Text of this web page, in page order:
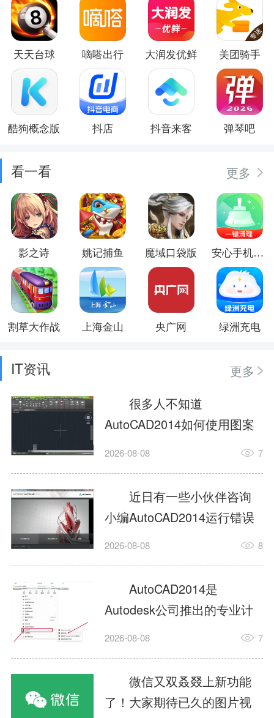
天天台球 嘀嗒出行 大润发优鲜 美团骑手
酷狗概念版 抖店 抖音来客 弹琴吧
看一看 更多
影之诗 姚记捕鱼 魔域口袋版 安心手机卫士
割草大作战 上海金山 央广网 绿洲充电
IT资讯
更多
很多人不知道
AutoCAD2014如何使用图案
填充?今日为你们带来的文章
用图案填充的内容，还有不
清楚小伙伴和小编一起去学
习一下吧。1.打开
AutoCAD2014这款软件，进
入AutoCAD2014的操作界
面，如图所示：2.在该界面内
找到矩形选项，如图所示：3.
点击矩...
2026-08-08 7
近日有一些小伙伴咨询
小编AutoCAD2014运行错误
怎么办?下面就为大家带来了
办的解决方法，有需要的小
伙伴可以来了解了解哦。1.打
开控制面板，选择
AutodeskAutoCAD2014。2.
等AutodeskAutoCAD2014的
安装程序加载完毕。3.选择添
加/...
2026-08-08 8
AutoCAD2014是
Autodesk公司推出的专业计
算机辅助设计（CAD）软
子、建筑、服装等多个工程
与设计领域。作为行业标准
工具之一，它提供了强大的
2026-08-08 7
微信又双叒叕上新功能
了！大家期待已久的图片视